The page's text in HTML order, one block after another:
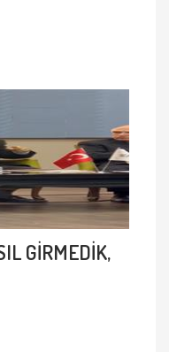
GİRMEDİK,